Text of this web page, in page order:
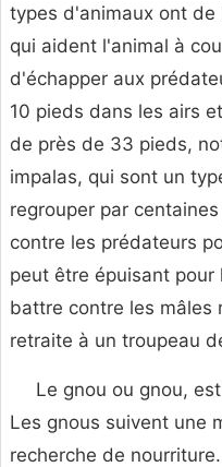
types d'animaux ont
qui aident l'animal à
d'échapper aux
10 pieds dans les airs
de près de 33 pieds,
impalas, qui sont un
regrouper par
contre les prédateurs
peut être épuisant
battre contre les mâles
retraite à un troupeau
Le gnou ou gnou,
Les gnous suivent une
recherche de